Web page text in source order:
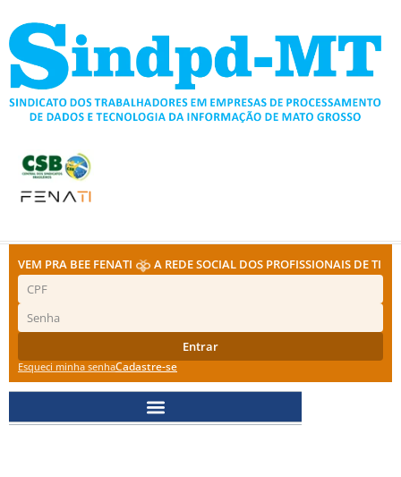
para
conteúdo
VEM PRA BEE FENATI A REDE SOCIAL DOS PROFISSIONAIS DE TI
Entrar
Esqueci minha senhaCadastre-se